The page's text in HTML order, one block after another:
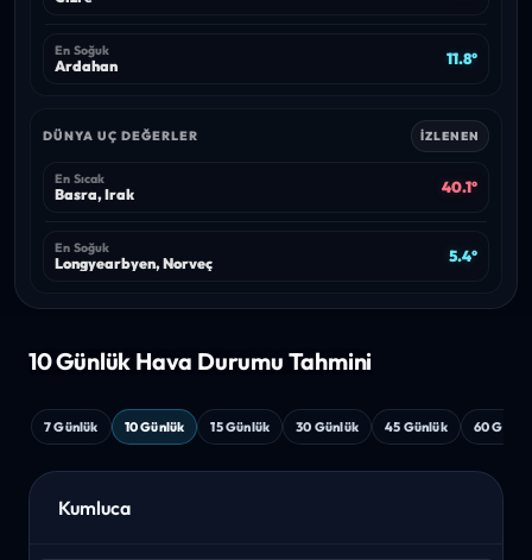
En Soğuk
Ardahan 11.8°
DÜNYA UÇ DEĞERLER İZLENEN
En Sıcak
Basra, Irak 40.1°
En Soğuk
Longyearbyen, Norveç 5.4°
10 Günlük Hava Durumu Tahmini
7 Günlük 10 Günlük 15 Günlük 30 Günlük 45 Günlük 60
Kumluca